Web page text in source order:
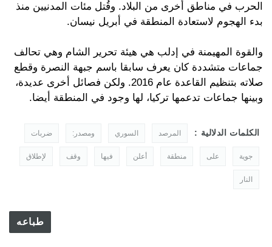
الحرب في مناطق أخرى من البلاد. وقُتل مئات المدنيين منذ
بدء الهجوم لاستعادة المنطقة في أبريل نيسان.
والقوة المهيمنة في إدلب هي هيئة تحرير الشام وهي تحالف
جماعات متشددة كان يعرف سابقا باسم جبهة النصرة وقطع
صلاته بتنظيم القاعدة عام 2016. ولكن فصائل أخرى عديدة،
وبينها جماعات تدعمها تركيا، لها وجود في المنطقة أيضا.
الكلمات الدلالية : المرصد السوري ومصدر: ضربات
جوية على منطقة أعلن فيها وقف لإطلاق
النار
طباعه